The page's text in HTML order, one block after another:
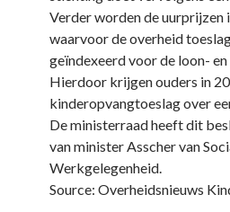
Verder worden de uurprijzen
waarvoor de overheid
geïndexeerd voor de loon-
Hierdoor krijgen ouders in
kinderopvangtoeslag over
De ministerraad heeft dit
van minister Asscher van
Werkgelegenheid.
Source: Overheidsnieuws